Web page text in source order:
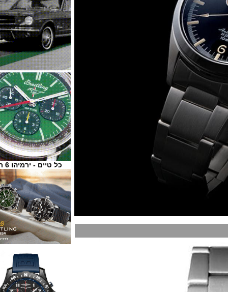
כל טיים - ירמיהו 6 ת"א